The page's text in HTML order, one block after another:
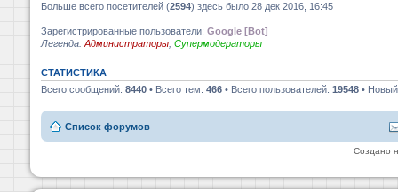
Больше всего посетителей (2594) здесь было 28 дек 2016, 16:45
Зарегистрированные пользователи: Google [Bot]
Легенда: Администраторы Супермодераторы
СТАТИСТИКА
Всего сообщений: 8440 • Всего тем: 466 • Всего пользователей: 19548 •
Список форумов
Создано